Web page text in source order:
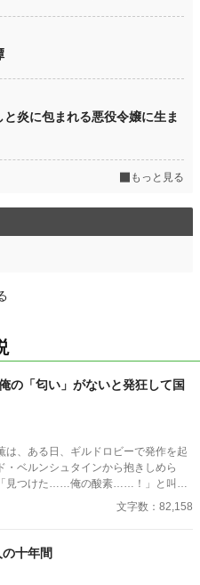
炎に包まれる悪役令嬢に生ま
もっと見る
の「匂い」がないと発狂して国
は、ある日、ギルドロビーで発作を起
・ベルンシュタインから抱きしめら
見つけた……俺の酸素……！」と叫
務職
文字数：82,158
十年間